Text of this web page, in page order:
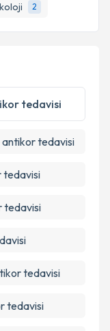
2
tedavisi
tedavisi
tedavisi
tedavisi
tedavisi
tedavisi